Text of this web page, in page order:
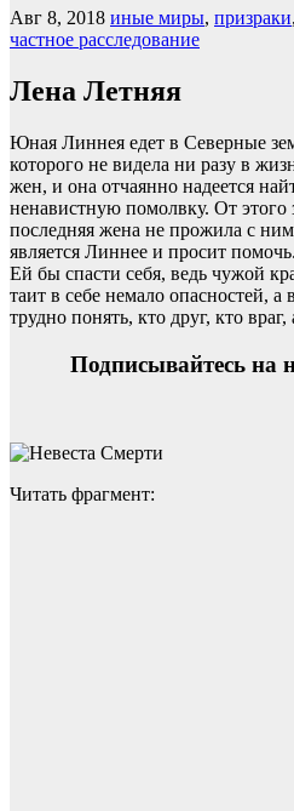
Авг 8, 2018 иные миры, призраки,
частное расследование
Лена Летняя
Юная Линнея едет в Северные
которого не видела ни разу в
жен, и она отчаянно надеется
ненавистную помолвку. От этого
последняя жена не прожила с
является Линнее и просит
Ей бы спасти себя, ведь чужой
таит в себе немало опасностей,
трудно понять, кто друг, кто враг,
Подписывайтесь
Читать фрагмент: